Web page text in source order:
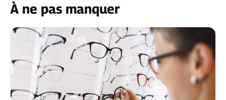
À ne pas manquer